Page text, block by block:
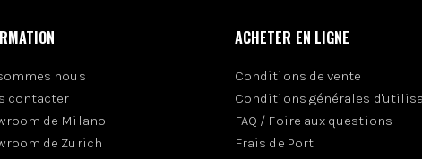
nous
contacter
de Milano
de Zurich
ACHETER EN LIGNE
Conditions de vente
Conditions générales
FAQ / Foire aux questions
Frais de Port